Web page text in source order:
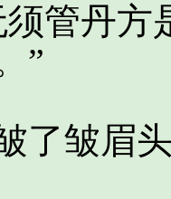
丹方
”
皱眉头